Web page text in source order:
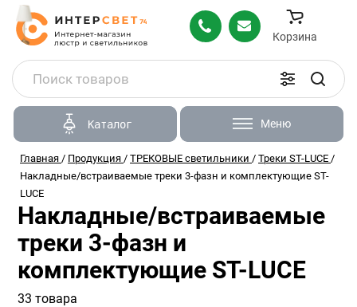
Корзина
Каталог Меню
Главная / Продукция / ТРЕКОВЫЕ светильники / Треки ST-LUCE /
Накладные/встраиваемые треки 3-фазн и комплектующие ST-
LUCE
Накладные/встраиваемые
треки 3-фазн и
комплектующие ST-LUCE
33 товара